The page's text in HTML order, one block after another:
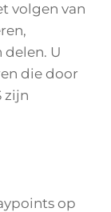
volgen van
delen. U
die door
zijn
op